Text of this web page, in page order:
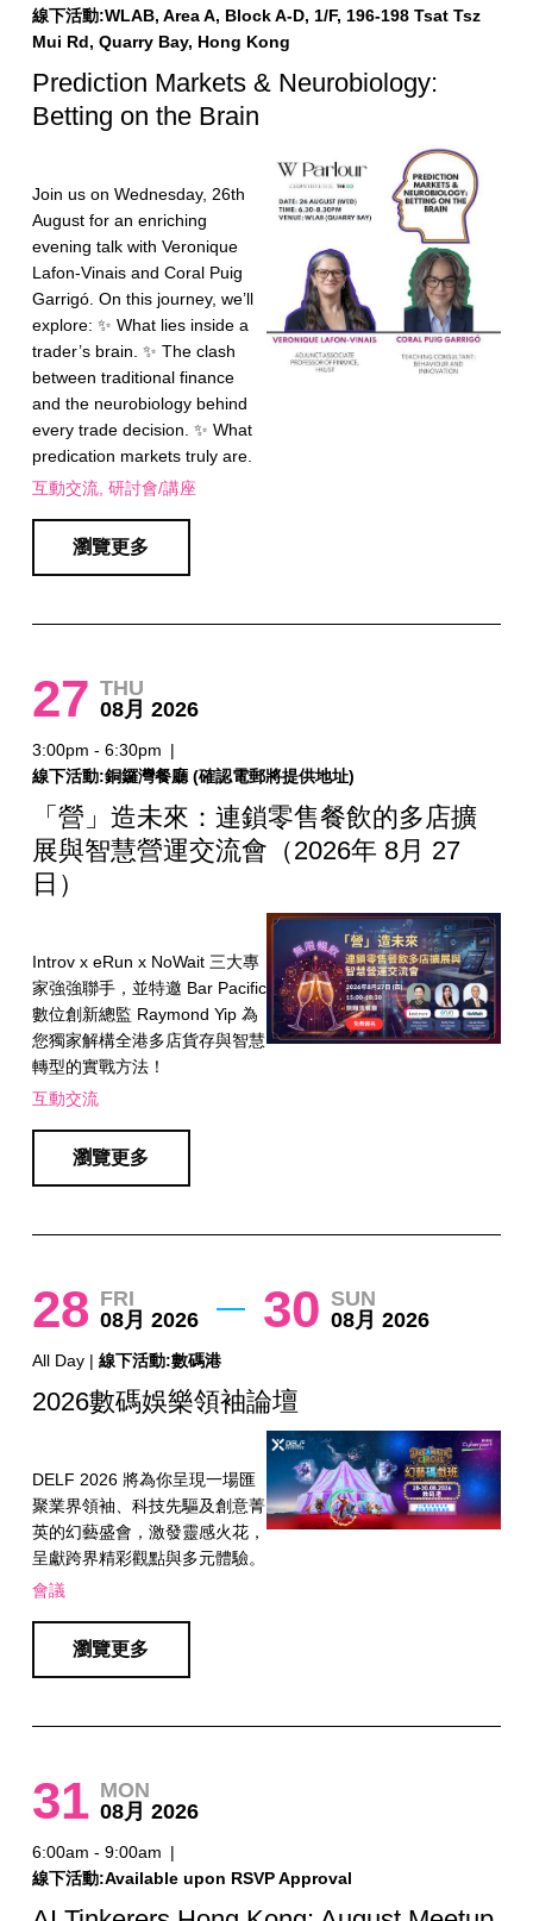
線下活動:WLAB, Area A, Block A-D, 1/F, 196-198 Tsat Tsz
Mui Rd, Quarry Bay, Hong Kong
Prediction Markets & Neurobiology:
Betting on the Brain
Join us on Wednesday, 26th
August for an enriching
evening talk with Veronique
Lafon-Vinais and Coral Puig
Garrigó. On this journey, we’ll
explore: ✨ What lies inside a
trader’s brain. ✨ The clash
between traditional finance
and the neurobiology behind
every trade decision. ✨ What
predication markets truly are.
互動交流 研討會/講座
瀏覽更多
27 THU
08月 2026
3:00pm - 6:30pm |
線下活動:銅鑼灣餐廳 (確認電郵將提供地址)
「營」造未來：連鎖零售餐飲的多店擴
展與智慧營運交流會（2026年 8月 27
日）
Introv x eRun x NoWait 三大專
家強強聯手，並特邀 Bar Pacific
數位創新總監 Raymond Yip 為
您獨家解構全港多店貨存與智慧
轉型的實戰方法！
互動交流
瀏覽更多
28 FRI
08月 2026
30 SUN
08月 2026
All Day | 線下活動:數碼港
2026數碼娛樂領袖論壇
DELF 2026 將為你呈現一場匯
聚業界領袖、科技先驅及創意菁
英的幻藝盛會，激發靈感火花，
呈獻跨界精彩觀點與多元體驗。
會議
瀏覽更多
31 MON
08月 2026
6:00am - 9:00am |
線下活動:Available upon RSVP Approval